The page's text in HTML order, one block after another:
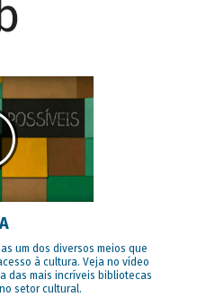
um dos diversos meios que
à cultura. Veja no vídeo
das mais incríveis bibliotecas
setor cultural.